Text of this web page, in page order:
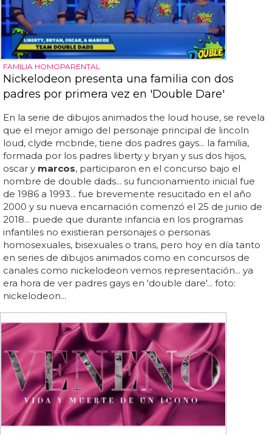
FAMILIA HOMOPARENTAL
Nickelodeon presenta una familia con dos
padres por primera vez en 'Double Dare'
En la serie de dibujos animados the loud house, se revela
que el mejor amigo del personaje principal de lincoln
loud, clyde mcbride, tiene dos padres gays... la familia,
formada por los padres liberty y bryan y sus dos hijos,
oscar y marcos, participaron en el concurso bajo el
nombre de double dads... su funcionamiento inicial fue
de 1986 a 1993... fue brevemente resucitado en el año
2000 y su nueva encarnación comenzó el 25 de junio de
2018... puede que durante infancia en los programas
infantiles no existieran personajes o personas
homosexuales, bisexuales o trans, pero hoy en día tanto
en series de dibujos animados como en concursos de
canales como nickelodeon vemos representación... ya
era hora de ver padres gays en 'double dare'... foto:
nickelodeon...